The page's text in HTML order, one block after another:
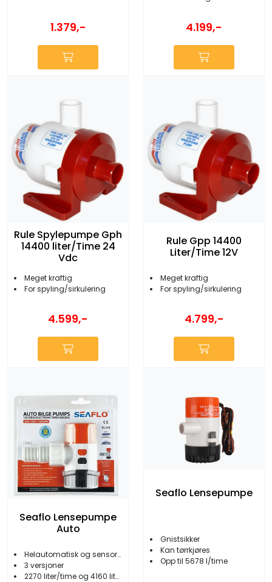
1.379,- 4.199,-
Rule Spylepumpe Gph
14400 liter/Time 24
Vdc
Meget kraftig
For spyling/sirkulering
4.599,-
Rule Gpp 14400
Liter/Time 12V
Meget kraftig
For spyling/sirkulering
4.799,-
Seaflo Lensepumpe
Auto
Helautomatisk og sensorstyrt
3 versjoner
2270 liter/time og 4160 liter/time
Seaflo Lensepumpe
Gnistsikker
Kan tørrkjøres
Opp til 5678 l/time